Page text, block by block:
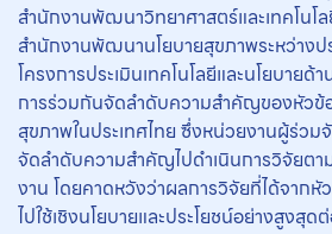
สำนักงานพัฒนาวิทยาศาสตร์และเทคโนโ
สำนักงานพัฒนานโยบายสุขภาพระหว่างป
โครงการประเมินเทคโนโลยีและนโยบายด้
การร่วมกันจัดลำดับความสำคัญของหัวข้
สุขภาพในประเทศไทย ซึ่งหน่วยงานผู้ร่วม
จัดลำดับความสำคัญไปดำเนินการวิจัยตา
งาน โดยคาดหวังว่าผลการวิจัยที่ได้จากหั
ไปใช้เชิงนโยบายและประโยชน์อย่างสูงสุด